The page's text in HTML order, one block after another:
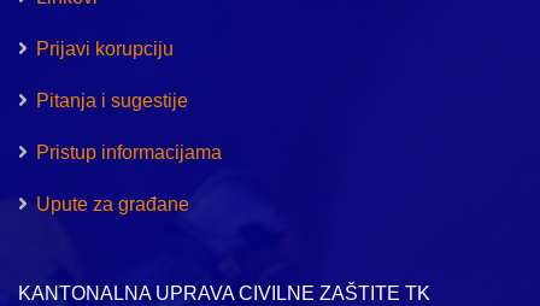
Prijavi korupciju
Pitanja i sugestije
Pristup informacijama
Upute za građane
KANTONALNA UPRAVA CIVILNE ZAŠTITE TK